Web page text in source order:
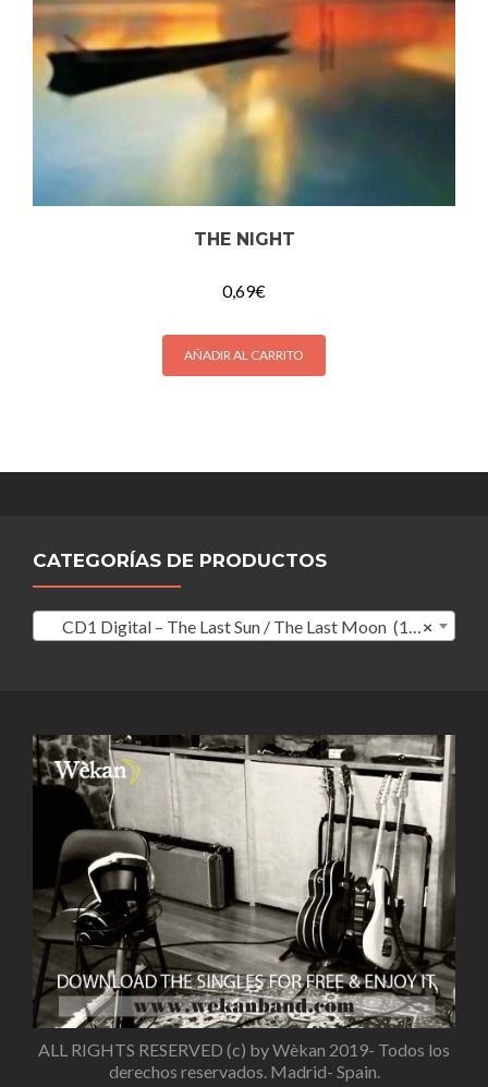
THE NIGHT
0,69€
AÑADIR AL CARRITO
CATEGORÍAS DE PRODUCTOS
×
CD1 Digital – The Last Sun / The Last Moon (10)
ALL RIGHTS RESERVED (c) by Wèkan 2019- Todos los
derechos reservados. Madrid- Spain.